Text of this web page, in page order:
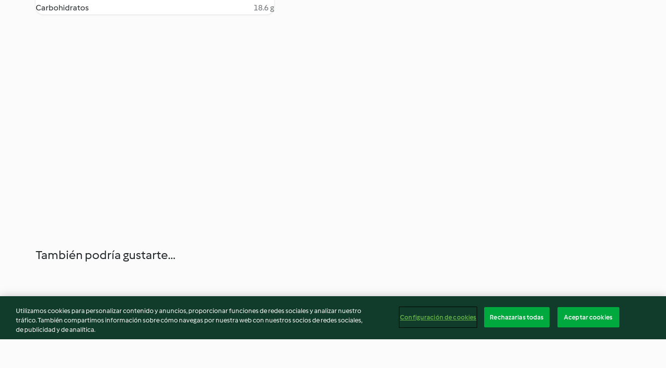
Carbohidratos
18.6 g
También podría gustarte...
Utilizamos cookies para personalizar contenido y anuncios, proporcionar funciones de redes sociales y analizar nuestro
tráfico. También compartimos información sobre cómo navegas por nuestra web con nuestros socios de redes sociales,
de publicidad y de analítica.
Configuración de cookies Rechazarlas todas Aceptar cookies